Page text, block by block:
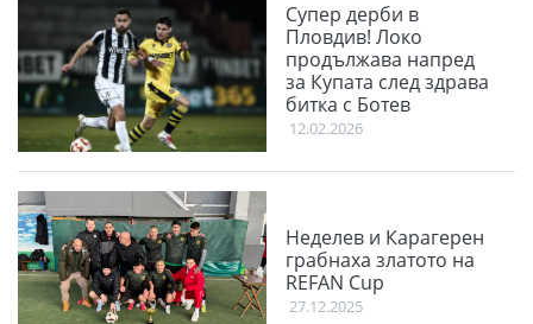
Супер дерби в
Пловдив! Локо
продължава напред
за Купата след здрава
битка с Ботев
12.02.2026
Неделев и Карагерен
грабнаха златото на
REFAN Cup
27.12.2025